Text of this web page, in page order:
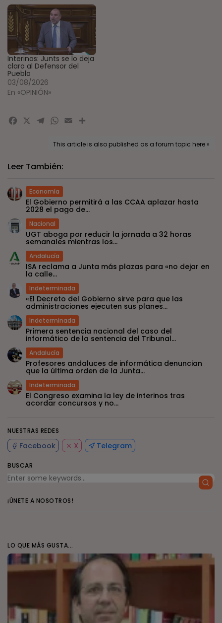
NUESTRAS REDES
Facebook X Telegram
BUSCAR
¡ÚNETE A NOSOTROS!
LO QUE MÁS GUSTA...
Interinos: Junts se lo deja
claro al Defensor del
Pueblo
03/08/2026
En «OPINIÓN»
Facebook
X Telegram
WhatsApp
EmailCompartir
This article is also published as a forum topic here »
Leer También:
Economía
El Gobierno permitirá a las CCAA aplazar hasta
2028 el pago de...
Nacional
UGT aboga por reducir la jornada a 32 horas
semanales mientras los...
Andalucía
ISA reclama a Junta más plazas para «no dejar en
la calle...
Indeterminada
«El Decreto del Gobierno sirve para que las
administraciones ejecuten sus planes...
Indeterminada
Primera sentencia nacional del caso del
informático de la sentencia del Tribunal...
Andalucía
Profesores andaluces de informática denuncian
que la última orden de la Junta...
Indeterminada
El Congreso examina la ley de interinos tras
acordar concursos y no...